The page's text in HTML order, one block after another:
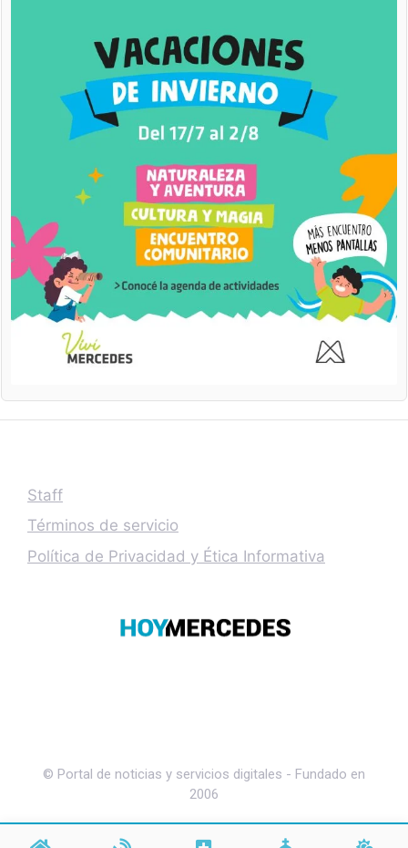
Staff
Términos de servicio
Política de Privacidad y Ética Informativa
© Portal de noticias y servicios digitales - Fundado en
2006